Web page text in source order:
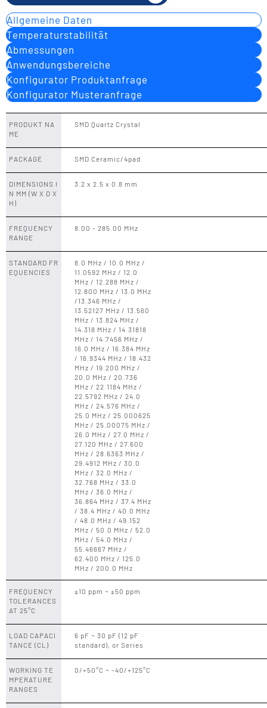
Allgemeine Daten
Temperaturstabilität
Abmessungen
Anwendungsbereiche
Konfigurator Produktanfrage
Konfigurator Musteranfrage
PRODUKT NA
ME
SMD Quartz Crystal
PACKAGE SMD Ceramic/4pad
DIMENSIONS I
N MM (W X D X
H)
3.2 x 2.5 x 0.8 mm
FREQUENCY
RANGE
8.00 - 285.00 MHz
STANDARD FR
EQUENCIES
8.0 MHz / 10.0 MHz /
11.0592 MHz / 12.0
MHz / 12.288 MHz /
12.800 MHz / 13.0 MHz
/13.346 MHz /
13.52127 MHz / 13.560
MHz / 13.824 MHz /
14.318 MHz / 14.31818
MHz / 14.7456 MHz /
16.0 MHz / 16.384 MHz
/ 16.9344 MHz / 18.432
MHz / 19.200 MHz /
20.0 MHz / 20.736
MHz / 22.1184 MHz /
22.5792 MHz / 24.0
MHz / 24.576 MHz /
25.0 MHz / 25.000625
MHz / 25.00075 MHz /
26.0 MHz / 27.0 MHz /
27.120 MHz / 27.600
MHz / 28.6363 MHz /
29.4912 MHz / 30.0
MHz / 32.0 MHz /
32.768 MHz / 33.0
MHz / 36.0 MHz /
36.864 MHz / 37.4 MHz
/ 38.4 MHz / 40.0 MHz
/ 48.0 MHz / 49.152
MHz / 50.0 MHz / 52.0
MHz / 54.0 MHz /
55.46667 MHz /
62.400 MHz / 125.0
MHz / 200.0 MHz
FREQUENCY
TOLERANCES
AT 25°C
±10 ppm ~ ±50 ppm
LOAD CAPACI
TANCE (CL)
6 pF ~ 30 pF (12 pF
standard), or Series
WORKING TE
MPERATURE
RANGES
0/+50°C ~ -40/+125°C